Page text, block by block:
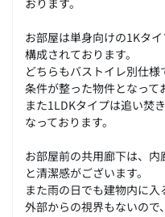
お部屋は単身向けの1Kタ
構成されております。
どちらもバストイレ別仕
条件が整った物件となって
また1LDKタイプは追い焚
なっております。
お部屋前の共用廊下は、
と清潔感がございます。
また雨の日でも建物内に入
外部からの視界もないので